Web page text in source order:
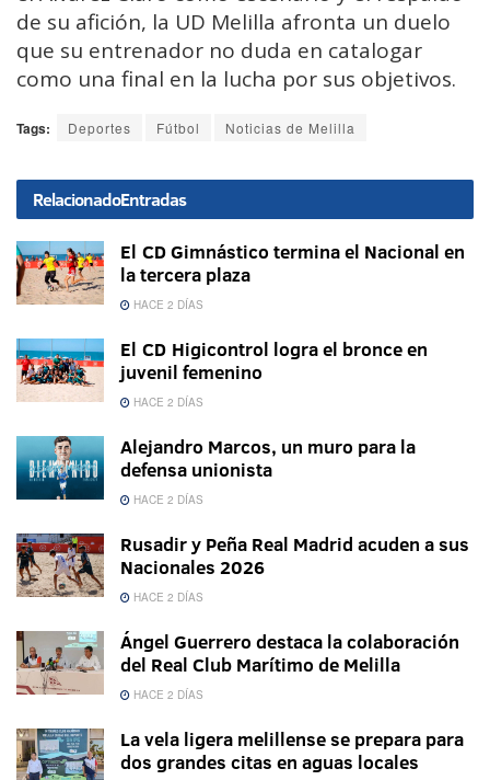
de su afición, la UD Melilla afronta un duelo
que su entrenador no duda en catalogar
como una final en la lucha por sus objetivos.
Tags: Deportes Fútbol Noticias de Melilla
RelacionadoEntradas
El CD Gimnástico termina el Nacional en
la tercera plaza
HACE 2 DÍAS
El CD Higicontrol logra el bronce en
juvenil femenino
HACE 2 DÍAS
Alejandro Marcos, un muro para la
defensa unionista
HACE 2 DÍAS
Rusadir y Peña Real Madrid acuden a sus
Nacionales 2026
HACE 2 DÍAS
Ángel Guerrero destaca la colaboración
del Real Club Marítimo de Melilla
HACE 2 DÍAS
La vela ligera melillense se prepara para
dos grandes citas en aguas locales